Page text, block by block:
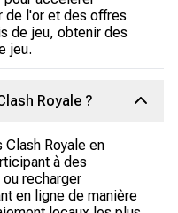
de l'or et des offres
de jeu, obtenir des
jeu.
Royale ?
Royale en
à des
recharger
en ligne de manière